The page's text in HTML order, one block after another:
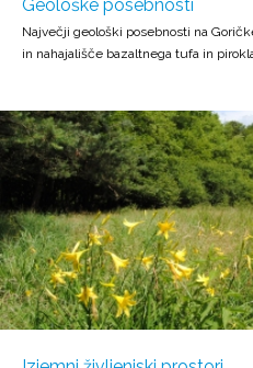
Geološke posebnosti
Največji geološki posebnosti na
in nahajališče bazaltnega tufa in